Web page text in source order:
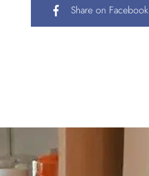
Share on Facebook